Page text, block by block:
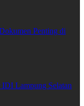
Penting di
Lampung Selatan